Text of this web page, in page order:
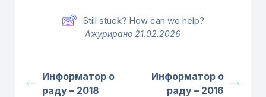
Still stuck? How can we help?
Ажурирано 21.02.2026
Информатор о
раду – 2018
Информатор о
раду – 2016